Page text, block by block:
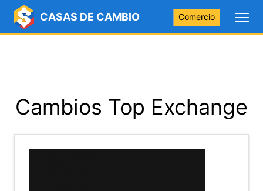
CASAS DE CAMBIO Comercio
Cambios Top Exchange